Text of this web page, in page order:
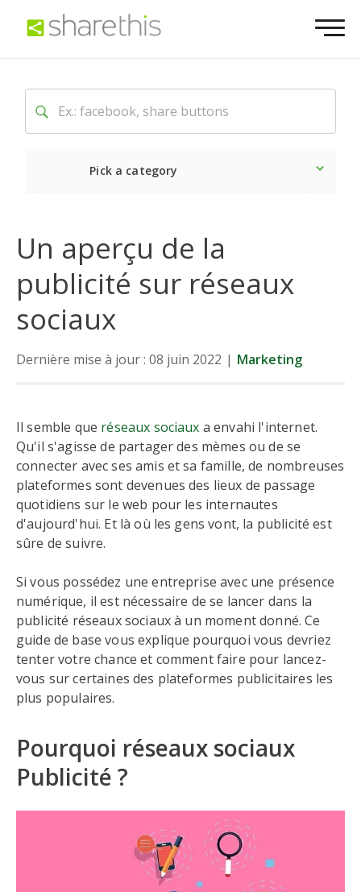
Pick a category
Un aperçu de la
publicité sur réseaux
sociaux
Dernière mise à jour : 08 juin 2022 | Marketing
Il semble que réseaux sociaux a envahi l'internet.
Qu'il s'agisse de partager des mèmes ou de se
connecter avec ses amis et sa famille, de nombreuses
plateformes sont devenues des lieux de passage
quotidiens sur le web pour les internautes
d'aujourd'hui. Et là où les gens vont, la publicité est
sûre de suivre.
Si vous possédez une entreprise avec une présence
numérique, il est nécessaire de se lancer dans la
publicité réseaux sociaux à un moment donné. Ce
guide de base vous explique pourquoi vous devriez
tenter votre chance et comment faire pour lancez-
vous sur certaines des plateformes publicitaires les
plus populaires.
Pourquoi réseaux sociaux
Publicité ?